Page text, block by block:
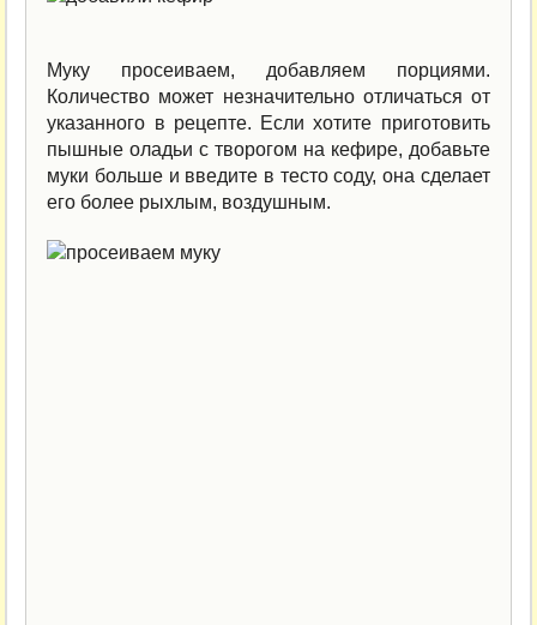
Муку просеиваем, добавляем порциями.
Количество может незначительно отличаться от
указанного в рецепте. Если хотите приготовить
пышные оладьи с творогом на кефире, добавьте
муки больше и введите в тесто соду, она сделает
его более рыхлым, воздушным.